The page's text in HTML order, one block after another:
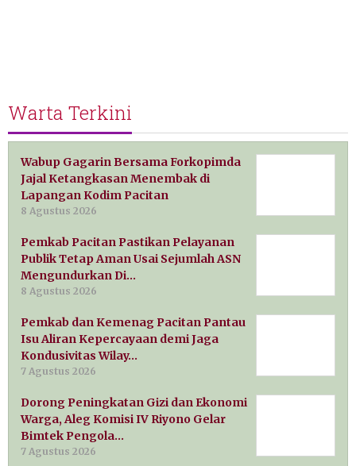
Warta Terkini
Wabup Gagarin Bersama Forkopimda
Jajal Ketangkasan Menembak di
Lapangan Kodim Pacitan
8 Agustus 2026
Pemkab Pacitan Pastikan Pelayanan
Publik Tetap Aman Usai Sejumlah ASN
Mengundurkan Di…
8 Agustus 2026
Pemkab dan Kemenag Pacitan Pantau
Isu Aliran Kepercayaan demi Jaga
Kondusivitas Wilay…
7 Agustus 2026
Dorong Peningkatan Gizi dan Ekonomi
Warga, Aleg Komisi IV Riyono Gelar
Bimtek Pengola…
7 Agustus 2026